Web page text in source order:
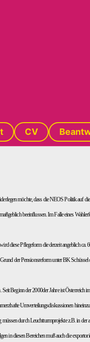
CV
möchte, dass die NEOS Politik auf
beeinflussen. Im Falle eines
diese Pflegeform die derzeit angeblich ca.
der Pensionsreform unter BK
Beginn der 2000der Jahre ist Österreich
Umverteilungsdiskussionen
durch Leuchtturmprojekte z.B. in der
in diesen Bereichen muß auch die